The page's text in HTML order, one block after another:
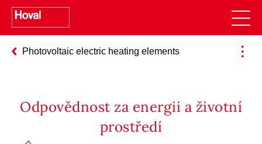
Photovoltaic electric heating elements
Odpovědnost za energii a životní
prostředí